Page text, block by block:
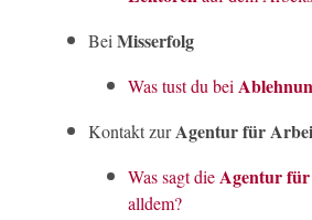
Bei Misserfolg
Was tust du bei
Kontakt zurAgentur für
Was sagt dieAgentur
alldem?